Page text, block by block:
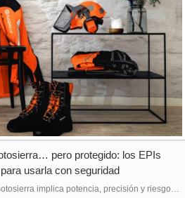
pero protegido: los EPIs
usarla con seguridad
implica potencia, precisión y riesgo…